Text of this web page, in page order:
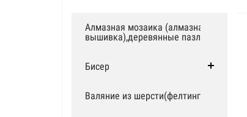
Алмазная мозаика (алмазная
вышивка),деревянные пазлы
Бисер
Валяние из шерсти(фелтинг)